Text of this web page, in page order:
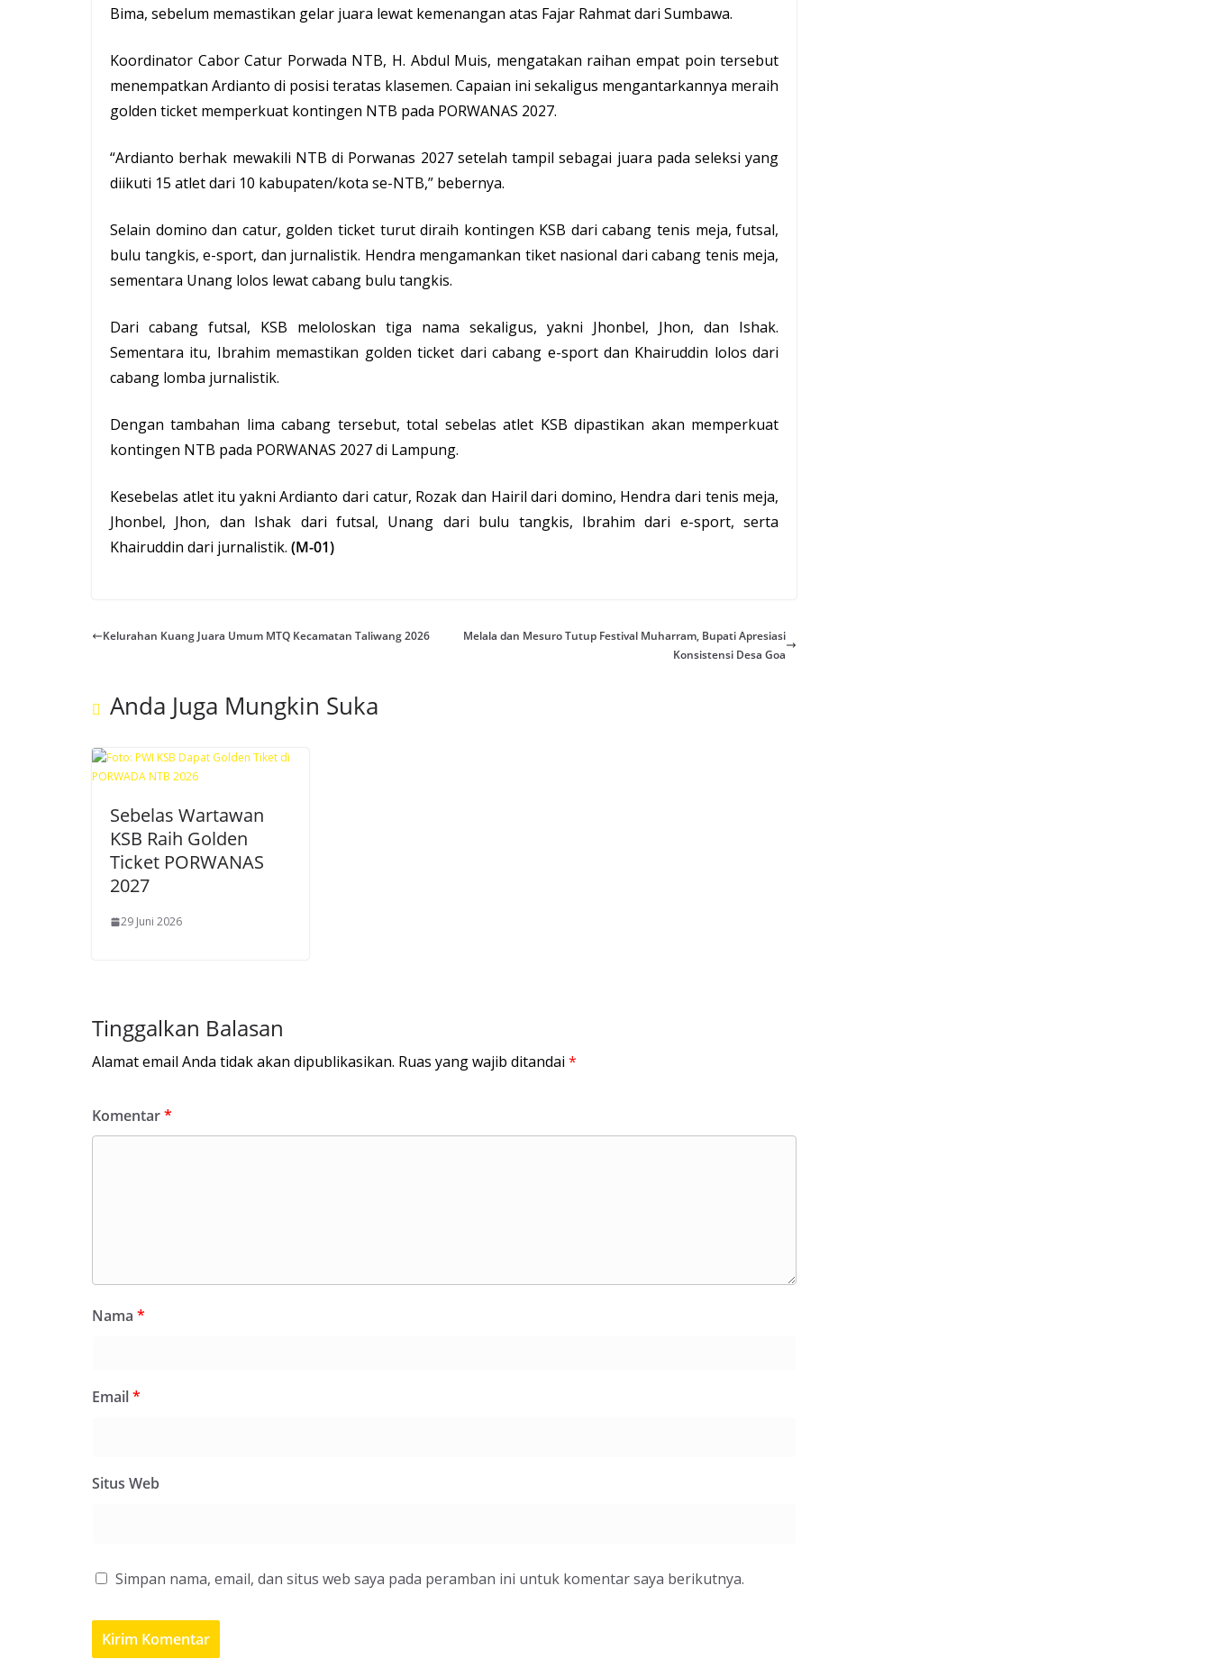
Bima, sebelum memastikan gelar juara lewat kemenangan atas Fajar Rahmat dari Sumbawa.
Koordinator Cabor Catur Porwada NTB, H. Abdul Muis, mengatakan raihan empat poin tersebut
menempatkan Ardianto di posisi teratas klasemen. Capaian ini sekaligus mengantarkannya meraih
golden ticket memperkuat kontingen NTB pada PORWANAS 2027.
“Ardianto berhak mewakili NTB di Porwanas 2027 setelah tampil sebagai juara pada seleksi yang
diikuti 15 atlet dari 10 kabupaten/kota se-NTB,” bebernya.
Selain domino dan catur, golden ticket turut diraih kontingen KSB dari cabang tenis meja, futsal,
bulu tangkis, e-sport, dan jurnalistik. Hendra mengamankan tiket nasional dari cabang tenis meja,
sementara Unang lolos lewat cabang bulu tangkis.
Dari cabang futsal, KSB meloloskan tiga nama sekaligus, yakni Jhonbel, Jhon, dan Ishak.
Sementara itu, Ibrahim memastikan golden ticket dari cabang e-sport dan Khairuddin lolos dari
cabang lomba jurnalistik.
Dengan tambahan lima cabang tersebut, total sebelas atlet KSB dipastikan akan memperkuat
kontingen NTB pada PORWANAS 2027 di Lampung.
Kesebelas atlet itu yakni Ardianto dari catur, Rozak dan Hairil dari domino, Hendra dari tenis meja,
Jhonbel, Jhon, dan Ishak dari futsal, Unang dari bulu tangkis, Ibrahim dari e-sport, serta
Khairuddin dari jurnalistik. (M-01)
Kelurahan Kuang Juara Umum MTQ Kecamatan Taliwang 2026
Melala dan Mesuro Tutup Festival Muharram, Bupati Apresiasi
Konsistensi Desa Goa
Anda Juga Mungkin Suka
Sebelas Wartawan
KSB Raih Golden
Ticket PORWANAS
2027
29 Juni 2026
Tinggalkan Balasan
Alamat email Anda tidak akan dipublikasikan. Ruas yang wajib ditandai *
Komentar*
Nama *
Email*
Situs Web
Simpan nama, email, dan situs web saya pada peramban ini untuk komentar saya berikutnya.